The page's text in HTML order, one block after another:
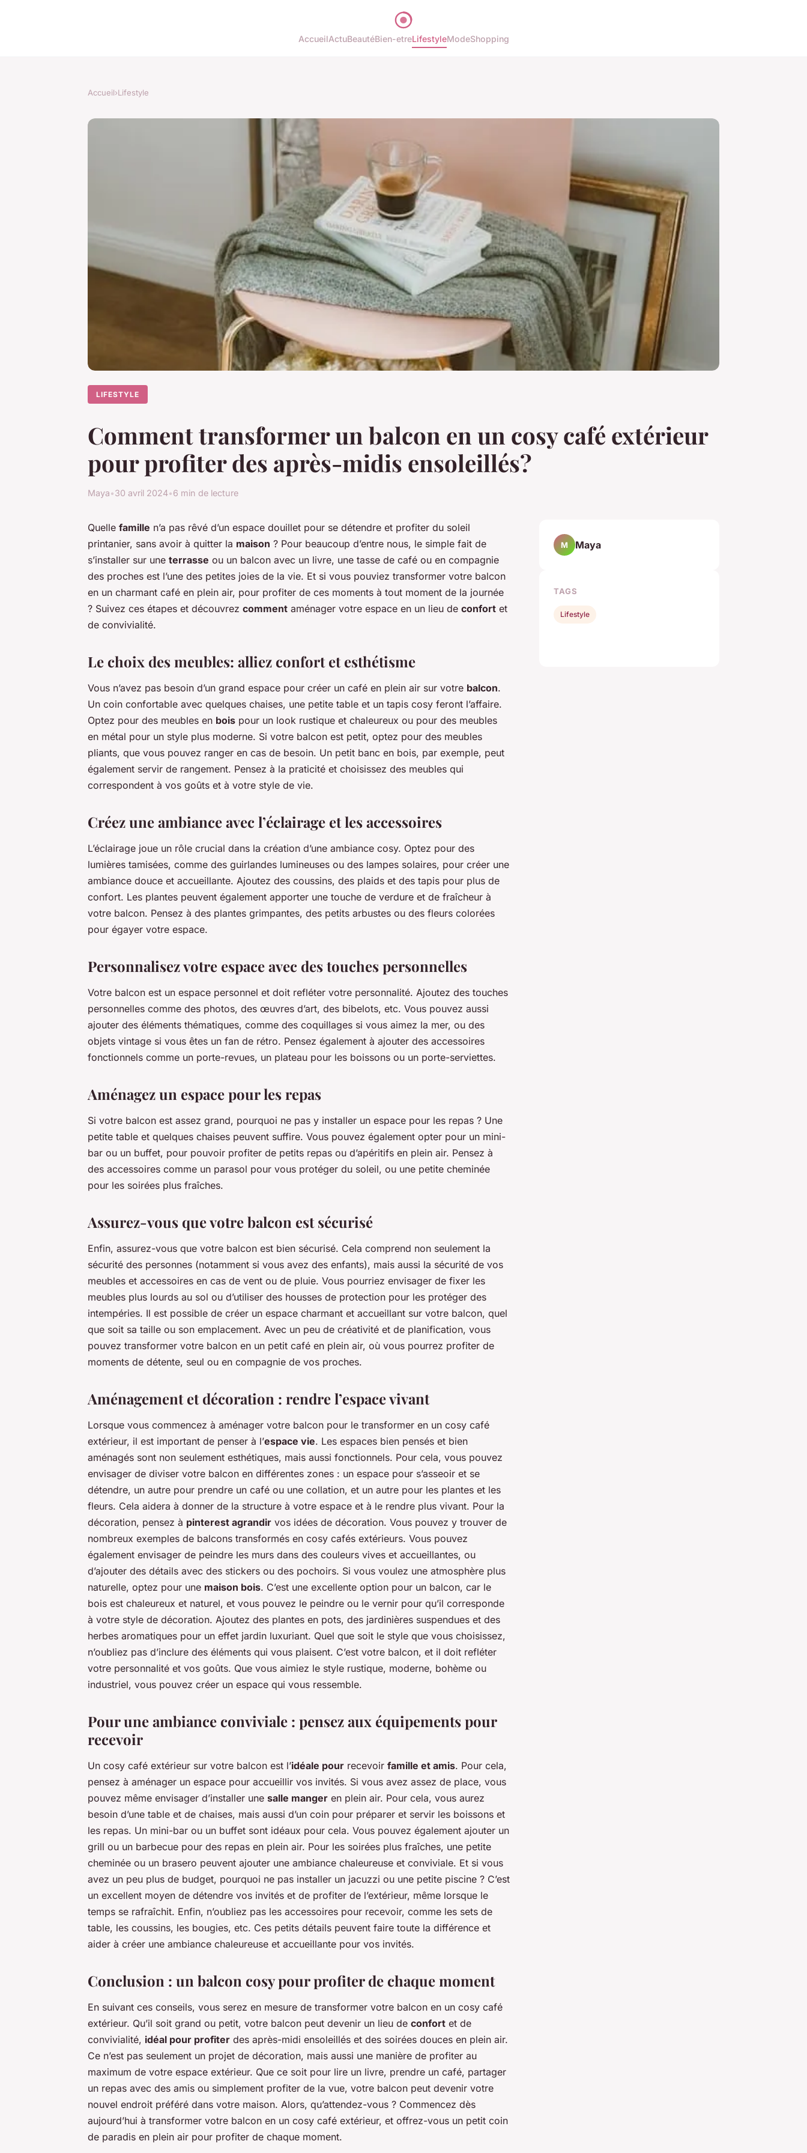
AccueilActuBeautéBien-etreLifestyleModeShopping
Accueil›Lifestyle
LIFESTYLE
Comment transformer un balcon en un cosy café extérieur
pour profiter des après-midis ensoleillés?
Maya•30 avril 2024•6 min de lecture
Quelle famille n’a pas rêvé d’un espace douillet pour se détendre et profiter du soleil
printanier, sans avoir à quitter la maison ? Pour beaucoup d’entre nous, le simple fait de
s’installer sur une terrasse ou un balcon avec un livre, une tasse de café ou en compagnie
des proches est l’une des petites joies de la vie. Et si vous pouviez transformer votre balcon
en un charmant café en plein air, pour profiter de ces moments à tout moment de la journée
? Suivez ces étapes et découvrez comment aménager votre espace en un lieu de confort et
de convivialité.
Le choix des meubles: alliez confort et esthétisme
Vous n’avez pas besoin d’un grand espace pour créer un café en plein air sur votre balcon.
Un coin confortable avec quelques chaises, une petite table et un tapis cosy feront l’affaire.
Optez pour des meubles en bois pour un look rustique et chaleureux ou pour des meubles
en métal pour un style plus moderne. Si votre balcon est petit, optez pour des meubles
pliants, que vous pouvez ranger en cas de besoin. Un petit banc en bois, par exemple, peut
également servir de rangement. Pensez à la praticité et choisissez des meubles qui
correspondent à vos goûts et à votre style de vie.
Créez une ambiance avec l’éclairage et les accessoires
L’éclairage joue un rôle crucial dans la création d’une ambiance cosy. Optez pour des
lumières tamisées, comme des guirlandes lumineuses ou des lampes solaires, pour créer une
ambiance douce et accueillante. Ajoutez des coussins, des plaids et des tapis pour plus de
confort. Les plantes peuvent également apporter une touche de verdure et de fraîcheur à
votre balcon. Pensez à des plantes grimpantes, des petits arbustes ou des fleurs colorées
pour égayer votre espace.
Personnalisez votre espace avec des touches personnelles
Votre balcon est un espace personnel et doit refléter votre personnalité. Ajoutez des touches
personnelles comme des photos, des œuvres d’art, des bibelots, etc. Vous pouvez aussi
ajouter des éléments thématiques, comme des coquillages si vous aimez la mer, ou des
objets vintage si vous êtes un fan de rétro. Pensez également à ajouter des accessoires
fonctionnels comme un porte-revues, un plateau pour les boissons ou un porte-serviettes.
Aménagez un espace pour les repas
Si votre balcon est assez grand, pourquoi ne pas y installer un espace pour les repas ? Une
petite table et quelques chaises peuvent suffire. Vous pouvez également opter pour un mini-
bar ou un buffet, pour pouvoir profiter de petits repas ou d’apéritifs en plein air. Pensez à
des accessoires comme un parasol pour vous protéger du soleil, ou une petite cheminée
pour les soirées plus fraîches.
Assurez-vous que votre balcon est sécurisé
Enfin, assurez-vous que votre balcon est bien sécurisé. Cela comprend non seulement la
sécurité des personnes (notamment si vous avez des enfants), mais aussi la sécurité de vos
meubles et accessoires en cas de vent ou de pluie. Vous pourriez envisager de fixer les
meubles plus lourds au sol ou d’utiliser des housses de protection pour les protéger des
intempéries. Il est possible de créer un espace charmant et accueillant sur votre balcon, quel
que soit sa taille ou son emplacement. Avec un peu de créativité et de planification, vous
pouvez transformer votre balcon en un petit café en plein air, où vous pourrez profiter de
moments de détente, seul ou en compagnie de vos proches.
Aménagement et décoration : rendre l’espace vivant
Lorsque vous commencez à aménager votre balcon pour le transformer en un cosy café
extérieur, il est important de penser à l’espace vie. Les espaces bien pensés et bien
aménagés sont non seulement esthétiques, mais aussi fonctionnels. Pour cela, vous pouvez
envisager de diviser votre balcon en différentes zones : un espace pour s’asseoir et se
détendre, un autre pour prendre un café ou une collation, et un autre pour les plantes et les
fleurs. Cela aidera à donner de la structure à votre espace et à le rendre plus vivant. Pour la
décoration, pensez à pinterest agrandir vos idées de décoration. Vous pouvez y trouver de
nombreux exemples de balcons transformés en cosy cafés extérieurs. Vous pouvez
également envisager de peindre les murs dans des couleurs vives et accueillantes, ou
d’ajouter des détails avec des stickers ou des pochoirs. Si vous voulez une atmosphère plus
naturelle, optez pour une maison bois. C’est une excellente option pour un balcon, car le
bois est chaleureux et naturel, et vous pouvez le peindre ou le vernir pour qu’il corresponde
à votre style de décoration. Ajoutez des plantes en pots, des jardinières suspendues et des
herbes aromatiques pour un effet jardin luxuriant. Quel que soit le style que vous choisissez,
n’oubliez pas d’inclure des éléments qui vous plaisent. C’est votre balcon, et il doit refléter
votre personnalité et vos goûts. Que vous aimiez le style rustique, moderne, bohème ou
industriel, vous pouvez créer un espace qui vous ressemble.
Pour une ambiance conviviale : pensez aux équipements pour
recevoir
Un cosy café extérieur sur votre balcon est l’idéale pour recevoir famille et amis. Pour cela,
pensez à aménager un espace pour accueillir vos invités. Si vous avez assez de place, vous
pouvez même envisager d’installer une salle manger en plein air. Pour cela, vous aurez
besoin d’une table et de chaises, mais aussi d’un coin pour préparer et servir les boissons et
les repas. Un mini-bar ou un buffet sont idéaux pour cela. Vous pouvez également ajouter un
grill ou un barbecue pour des repas en plein air. Pour les soirées plus fraîches, une petite
cheminée ou un brasero peuvent ajouter une ambiance chaleureuse et conviviale. Et si vous
avez un peu plus de budget, pourquoi ne pas installer un jacuzzi ou une petite piscine ? C’est
un excellent moyen de détendre vos invités et de profiter de l’extérieur, même lorsque le
temps se rafraîchit. Enfin, n’oubliez pas les accessoires pour recevoir, comme les sets de
table, les coussins, les bougies, etc. Ces petits détails peuvent faire toute la différence et
aider à créer une ambiance chaleureuse et accueillante pour vos invités.
Conclusion : un balcon cosy pour profiter de chaque moment
En suivant ces conseils, vous serez en mesure de transformer votre balcon en un cosy café
extérieur. Qu’il soit grand ou petit, votre balcon peut devenir un lieu de confort et de
convivialité, idéal pour profiter des après-midi ensoleillés et des soirées douces en plein air.
Ce n’est pas seulement un projet de décoration, mais aussi une manière de profiter au
maximum de votre espace extérieur. Que ce soit pour lire un livre, prendre un café, partager
un repas avec des amis ou simplement profiter de la vue, votre balcon peut devenir votre
nouvel endroit préféré dans votre maison. Alors, qu’attendez-vous ? Commencez dès
aujourd’hui à transformer votre balcon en un cosy café extérieur, et offrez-vous un petit coin
de paradis en plein air pour profiter de chaque moment.
M Maya
TAGS
Lifestyle